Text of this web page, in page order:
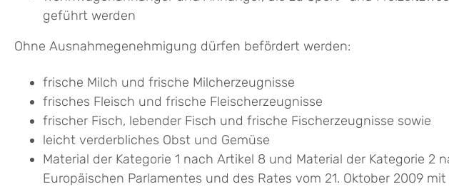
geführt werden
Ohne Ausnahmegenehmigung dürfen befördert werden:
frische Milch und frische Milcherzeugnisse
frisches Fleisch und frische Fleischerzeugnisse
frischer Fisch, lebender Fisch und frische Fischerzeugnisse sowie
leicht verderbliches Obst und Gemüse
Material der Kategorie 1 nach Artikel 8 und Material der Kategorie
Europäischen Parlamentes und des Rates vom 21. Oktober 2009